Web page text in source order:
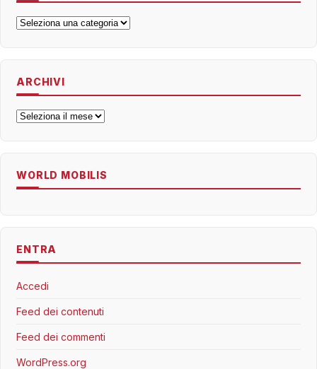
Categorie
ARCHIVI
Archivi
WORLD MOBILIS
ENTRA
Accedi
Feed dei contenuti
Feed dei commenti
WordPress.org